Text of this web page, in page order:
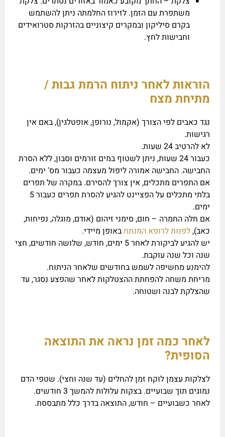
משתפרת עם הזמן. לזירוז החלמתה ניתן להשתמש
בקרם סיליקון ובמקרים קיצוניים בהזרקות סטרואידים
וחבישות לחץ.
הוראות לאחר ניתוח הרמת גבות /
מתיחת מצח
נגד כאבים לפי הצורך (אקמול, נורופן, אופטלגין), באם אין
רגישות.
לא להרטיב 24 שעות.
כעבור 24 שעות, ניתן לשטוף במים זורמים וסבון, ללא הסרת
החבישה. החבישה אמורה ליפול מעצמה כעבור מס' ימים.
אם התפרים מתכלים, אין צורך להסירם. במקרה של תפרים
בלתי מתכלים על הפציינט להגיע להסרת תפרים כעבור 5
ימים.
אם חלה החמרה – חום, סימני זיהום (אודם, מוגלה, נפיחות,
כאב),לפנות לרופא המנתח באופן מיידי.
יש להגיע לביקורת לאחר 5 ימים, חודש, שלושה חודשים, חצי
שנה וכל שנה עוקבת.
להימנע מחשיפה לשמש בחודשים שלאחר הניתוח.
מריחת משחה להפחתת ההצטלקות לאחר שהפצע נסגר, עד
שהצלקת לבנה ושטוחה.
לאחר כמה זמן נראה את התוצאה
הסופית?
לצלקות עצמן לוקח זמן להחלים (עד שנה וחצי). שטפי הדם
נמוגים תוך שבועיים. בצקות עלולות להמשך 3 חודשים.
לאחר כשבועיים – חודש, התוצאה בדרך כלל מתבססת.